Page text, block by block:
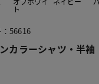
ト
56616
カラーシャツ・半袖
する
ン混オープンカラーシャツ
税込¥4,389